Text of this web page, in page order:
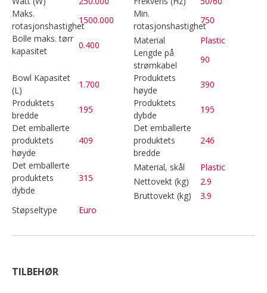
Maks.
rotasjonshastighet
1500.000
Min.
rotasjonshastighet
750
Bolle maks. tørr
kapasitet
0.400 Material
Plastic
Lengde på
strømkabel
90
Bowl Kapasitet
(L)
1.700
Produktets
høyde
390
Produktets
bredde
195
Produktets
dybde
195
Det emballerte
produktets
høyde
409
Det emballerte
produktets
bredde
246
Det emballerte
produktets
dybde
315
Material, skål
Plastic
Nettovekt (kg)
2.9
Bruttovekt (kg)
3.9
Støpseltype
Euro
TILBEHØR